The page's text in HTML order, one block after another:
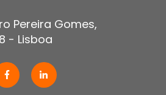
Pereira Gomes,
- Lisboa